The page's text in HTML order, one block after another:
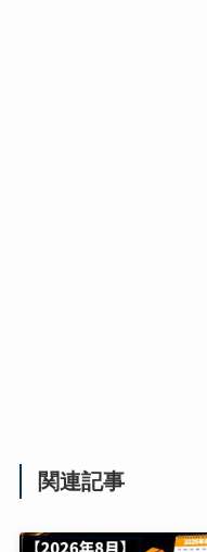
関連記事